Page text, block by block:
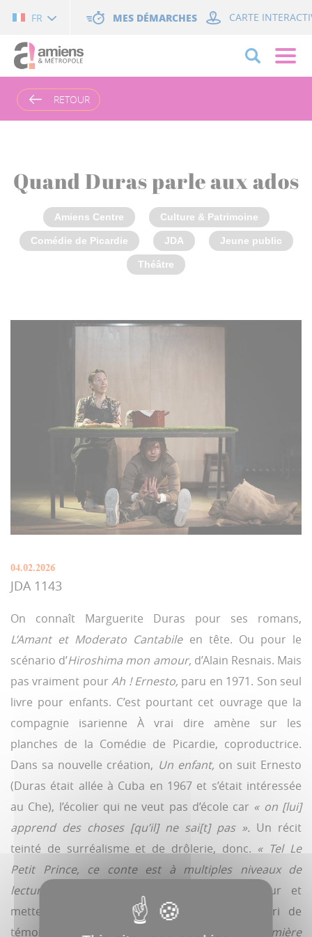
FR MES DÉMARCHES CARTE
RETOUR
Quand Duras parle aux ados
Amiens Centre Culture & Patrimoine
Comédie de Picardie JDA Jeune public
Théâtre
04.02.2026
JDA 1143
On connaît Marguerite Duras pour ses romans,
L’Amant et Moderato Cantabileen tête. Ou pour le
scénario d’Hiroshima mon amour, d’Alain Resnais. Mais
pas vraiment pourAh ! Ernesto, paru en 1971. Son seul
livre pour enfants. C’est pourtant cet ouvrage que la
compagnie isarienne À vrai dire amène sur les
planches de la Comédie de Picardie, coproductrice.
Dans sa nouvelle création, Un enfant, on suit Ernesto
(Duras était allée à Cuba en 1967 et s’était intéressée
au Che), l’écolier qui ne veut pas d’école car « on [lui]
apprend des choses [qu’il] ne sai[t] pas ». Un récit
teinté de surréalisme et de drôlerie, donc. « Tel Le
Petit Prince, ce conte est à multiples niveaux de
lectures »,
prévient Vincent Ecrepont, auteur et
metteur en scène, dont le travail s’est nourri de
témoignages d’adolescents pour
« mettre en lumière